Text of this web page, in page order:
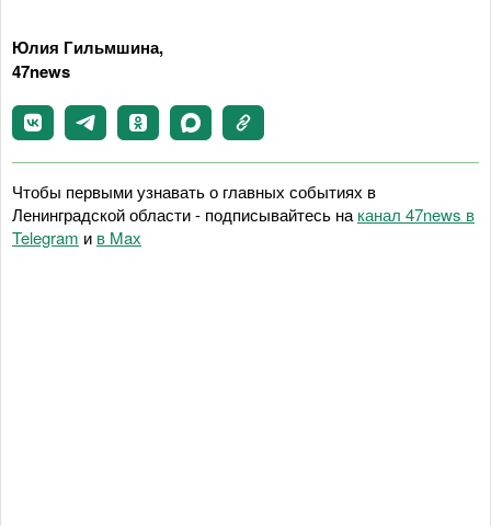
Юлия Гильмшина,
47news
Чтобы первыми узнавать о главных событиях в
Ленинградской области - подписывайтесь на канал 47news в
Telegram и в Maх